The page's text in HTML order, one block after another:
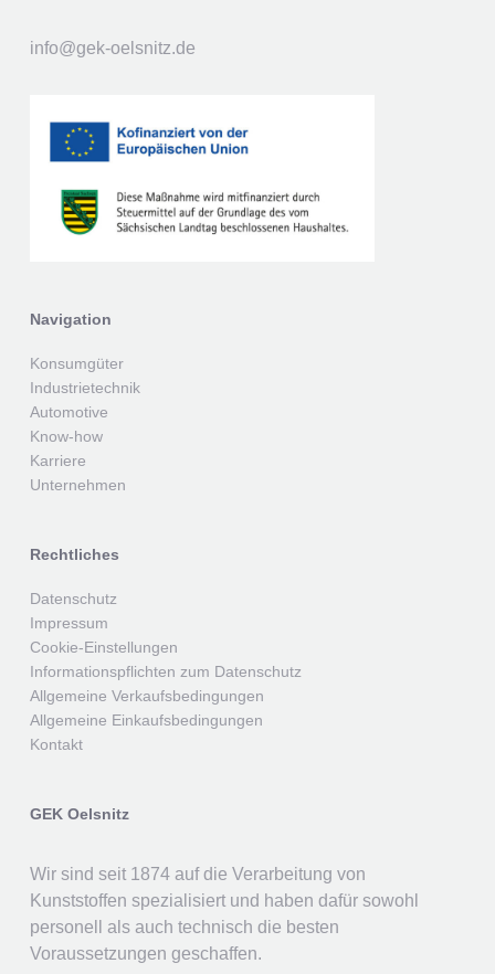
info@gek-oelsnitz.de
Navigation
Konsumgüter
Industrietechnik
Automotive
Know-how
Karriere
Unternehmen
Rechtliches
Datenschutz
Impressum
Cookie-Einstellungen
Informationspflichten zum Datenschutz
Allgemeine Verkaufsbedingungen
Allgemeine Einkaufsbedingungen
Kontakt
GEK Oelsnitz
Wir sind seit 1874 auf die Verarbeitung von
Kunststoffen spezialisiert und haben dafür sowohl
personell als auch technisch die besten
Voraussetzungen geschaffen.